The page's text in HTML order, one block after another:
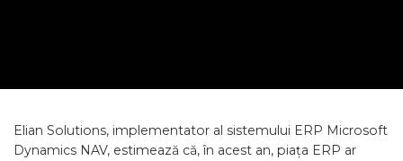
Elian Solutions, implementator al sistemului ERP Microsoft
Dynamics NAV, estimează că, în acest an, piața ERP ar